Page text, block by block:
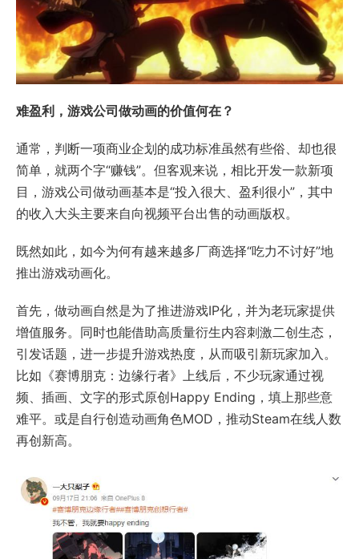
难盈利，游戏公司做动画的价值何在？
通常，判断一项商业企划的成功标准虽然有些俗、却也很
简单，就两个字“赚钱”。但客观来说，相比开发一款新项
目，游戏公司做动画基本是“投入很大、盈利很小”，其中
的收入大头主要来自向视频平台出售的动画版权。
既然如此，如今为何有越来越多厂商选择“吃力不讨好”地
推出游戏动画化。
首先，做动画自然是为了推进游戏IP化，并为老玩家提供
增值服务。同时也能借助高质量衍生内容刺激二创生态，
引发话题，进一步提升游戏热度，从而吸引新玩家加入。
比如《赛博朋克：边缘行者》上线后，不少玩家通过视
频、插画、文字的形式原创Happy Ending，填上那些意
难平。或是自行创造动画角色MOD，推动Steam在线人数
再创新高。